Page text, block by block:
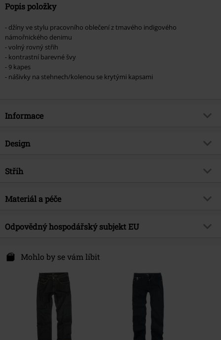
Popis položky
- džíny ve stylu pracovního oblečení z tmavého indigového
námořnického denimu
- volný rovný střih
- kontrastní barevné švy
- 9 kapes
- nášivky na stehnech/kolenou se krytými kapsami
Informace
Zboží č.
Brand
Pohlaví
Muži
Design
Typ výrobku
Způsob zapínání
Barva
námořnická modrá
Střih
Forma střihu - kalhot
Tvar nohy
Rovný
Materiál a péče
Vrchní materiál
100% bavlna
Odpovědný hospodářský subjekt EU
Hemmerichstr. 1
97688 Bad Kissingen
info@popsoda.co.uk
Mohlo by se vám líbit